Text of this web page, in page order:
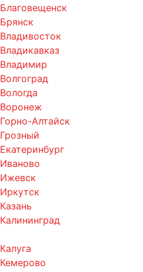
Благовещенск
Брянск
Владивосток
Владикавказ
Владимир
Волгоград
Вологда
Воронеж
Горно-Алтайск
Грозный
Екатеринбург
Иваново
Ижевск
Иркутск
Казань
Калининград
Калуга
Кемерово